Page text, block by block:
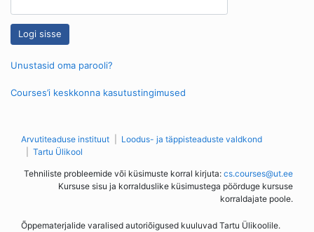
Unustasid oma parooli?
Courses’i keskkonna kasutustingimused
Arvutiteaduse instituut
Loodus- ja täppisteaduste valdkond
Tartu Ülikool
Tehniliste probleemide või küsimuste korral kirjuta: cs.courses@ut.ee
Kursuse sisu ja korralduslike küsimustega pöörduge kursuse
korraldajate poole.
Õppematerjalide varalised autoriõigused kuuluvad Tartu Ülikoolile.